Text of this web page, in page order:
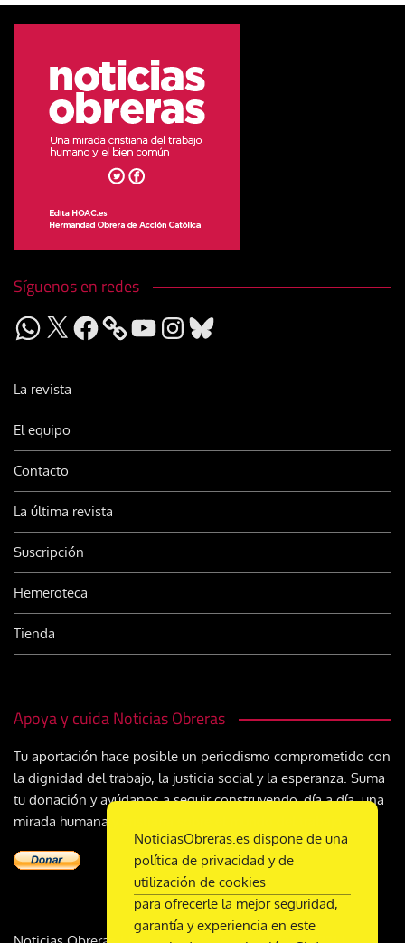
Síguenos en redes
WhatsApp
X Facebook YouTubeInstagram
Bluesky
La revista
El equipo
Contacto
La última revista
Suscripción
Hemeroteca
Tienda
Apoya y cuida Noticias Obreras
Tu aportación hace posible un periodismo comprometido con
la dignidad del trabajo, la justicia social y la esperanza. Suma
tu donación y ayúdanos a seguir construyendo, día a día, una
mirada humana y cristiana sobre el mundo del trabajo
NoticiasObreras.es dispone de una
política de privacidad y de
utilización de cookies
para ofrecerle la mejor seguridad,
garantía y experiencia en este